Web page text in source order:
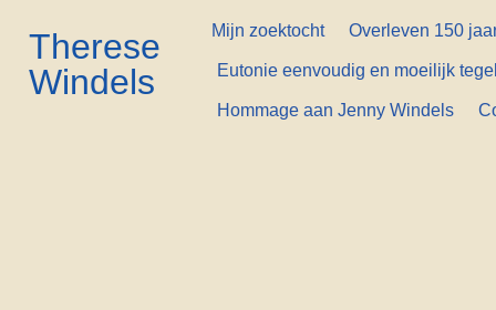
Therese
Windels
Mijn zoektocht Overleven 150
Eutonie eenvoudig en moeilijk
Hommage aan Jenny Windels